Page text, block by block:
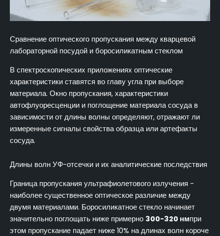
Сравнение оптического пропускания между кварцевой
лабораторной посудой и боросиликатным стеклом
В спектроскопических приложениях оптические
характеристики ставятся во главу угла при выборе
материала. Окно пропускания, характеристики
автофлуоресценции и поглощение материала сосуда в
зависимости от длины волны определяют, отражают ли
измеренные сигналы свойства образца или артефакты
сосуда.
Длины волн УФ-отсечки и их аналитические последствия
Граница пропускания ультрафиолетового излучения -
наиболее существенное оптическое различие между
двумя материалами. Боросиликатное стекло начинает
значительно поглощать ниже примерно 300-320 нмпри
этом пропускание падает ниже 10% на длинах волн короче